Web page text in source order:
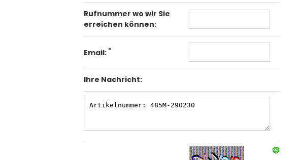
Rufnummer wo wir Sie
erreichen können:
Email: *
Ihre Nachricht: